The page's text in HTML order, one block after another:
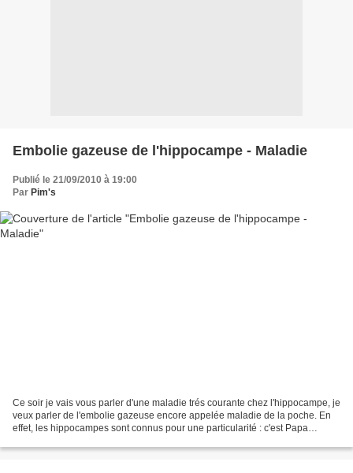
Embolie gazeuse de l'hippocampe - Maladie
Publié le 21/09/2010 à 19:00
Par Pim's
Ce soir je vais vous parler d'une maladie trés courante chez l'hippocampe, je
veux parler de l'embolie gazeuse encore appelée maladie de la poche. En
effet, les hippocampes sont connus pour une particularité : c'est Papa